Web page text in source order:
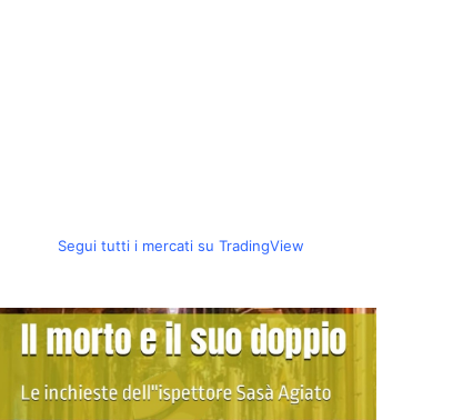
Segui tutti i mercati su TradingView